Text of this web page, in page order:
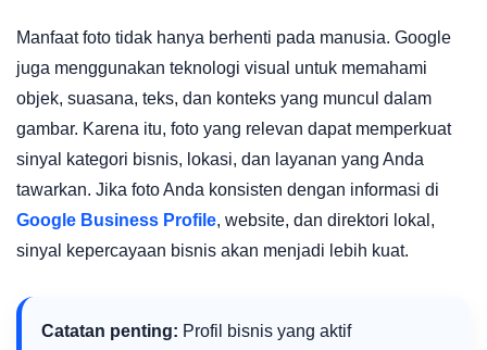
Manfaat foto tidak hanya berhenti pada manusia. Google
juga menggunakan teknologi visual untuk memahami
objek, suasana, teks, dan konteks yang muncul dalam
gambar. Karena itu, foto yang relevan dapat memperkuat
sinyal kategori bisnis, lokasi, dan layanan yang Anda
tawarkan. Jika foto Anda konsisten dengan informasi di
Google Business Profile, website, dan direktori lokal,
sinyal kepercayaan bisnis akan menjadi lebih kuat.
Catatan penting: Profil bisnis yang aktif